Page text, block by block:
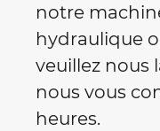
notre
hydraulique
veuillez nous
nous vous
heures.